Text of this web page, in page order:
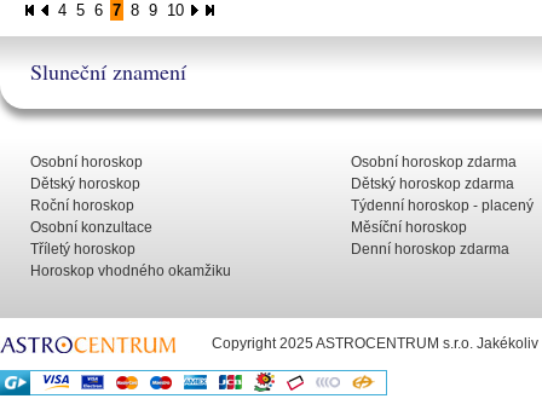
4 5 6 7 8 9 10
Sluneční znamení
Osobní horoskop
Dětský horoskop
Roční horoskop
Osobní konzultace
Tříletý horoskop
Horoskop vhodného okamžiku
Osobní horoskop zdarma
Dětský horoskop zdarma
Týdenní horoskop - placený
Měsíční horoskop
Denní horoskop zdarma
Copyright 2025 ASTROCENTRUM s.r.o.